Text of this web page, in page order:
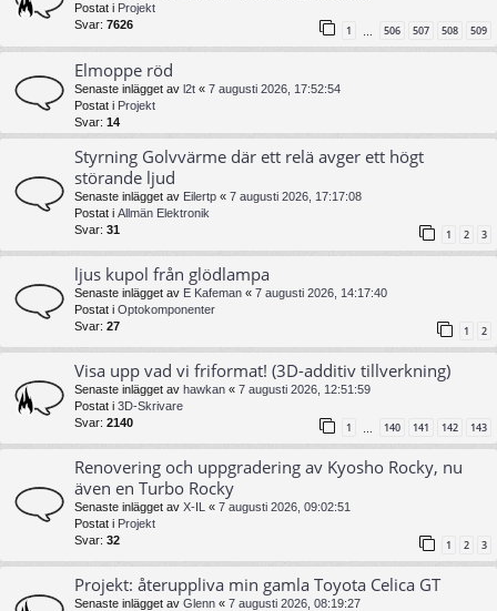
Postat i Projekt
Svar: 7626 1 506 507 508 509
Elmoppe röd
Senaste inlägget av l2t « 7 augusti 2026, 17:52:54
Postat i Projekt
Svar: 14
Styrning Golvvärme där ett relä avger ett högt
störande ljud
Senaste inlägget av Eilertp « 7 augusti 2026, 17:17:08
Postat i Allmän Elektronik
Svar: 31 1 2 3
ljus kupol från glödlampa
Senaste inlägget av E Kafeman « 7 augusti 2026, 14:17:40
Postat i Optokomponenter
Svar: 27 1 2
Visa upp vad vi friformat! (3D-additiv tillverkning)
Senaste inlägget av hawkan « 7 augusti 2026, 12:51:59
Postat i 3D-Skrivare
Svar: 2140 1 140 141 142 143
Renovering och uppgradering av Kyosho Rocky, nu
även en Turbo Rocky
Senaste inlägget av X-IL « 7 augusti 2026, 09:02:51
Postat i Projekt
Svar: 32 1 2 3
Projekt: återuppliva min gamla Toyota Celica GT
Senaste inlägget av Glenn « 7 augusti 2026, 08:19:27